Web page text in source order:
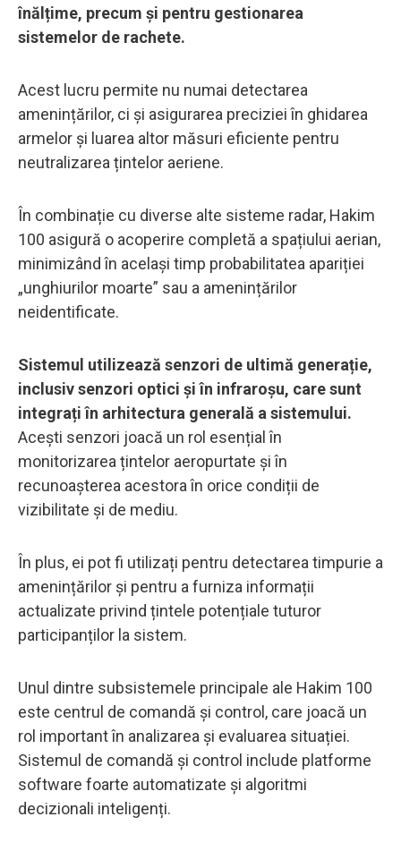
înălțime, precum și pentru gestionarea
sistemelor de rachete.
Acest lucru permite nu numai detectarea
amenințărilor, ci și asigurarea preciziei în ghidarea
armelor și luarea altor măsuri eficiente pentru
neutralizarea țintelor aeriene.
În combinație cu diverse alte sisteme radar, Hakim
100 asigură o acoperire completă a spațiului aerian,
minimizând în același timp probabilitatea apariției
„unghiurilor moarte” sau a amenințărilor
neidentificate.
Sistemul utilizează senzori de ultimă generație,
inclusiv senzori optici și în infraroșu, care sunt
integrați în arhitectura generală a sistemului.
Acești senzori joacă un rol esențial în
monitorizarea țintelor aeropurtate și în
recunoașterea acestora în orice condiții de
vizibilitate și de mediu.
În plus, ei pot fi utilizați pentru detectarea timpurie a
amenințărilor și pentru a furniza informații
actualizate privind țintele potențiale tuturor
participanților la sistem.
Unul dintre subsistemele principale ale Hakim 100
este centrul de comandă și control, care joacă un
rol important în analizarea și evaluarea situației.
Sistemul de comandă și control include platforme
software foarte automatizate și algoritmi
decizionali inteligenți.